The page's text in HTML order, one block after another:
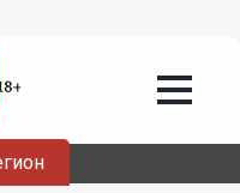
в двух
2 декабря